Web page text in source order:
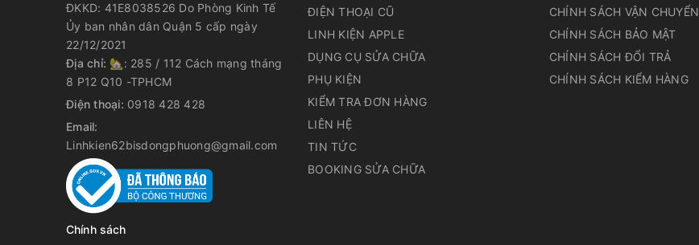
ĐKKD: 41E8038526 Do Phòng Kinh Tế
Ủy ban nhân dân Quận 5 cấp ngày
22/12/2021
Địa chỉ: 🏡: 285 / 112 Cách mạng tháng
8 P12 Q10 -TPHCM
Điện thoại: 0918 428 428
Email:
Linhkien62bisdongphuong@gmail.com
Chính sách
ĐIỆN THOẠI CŨ
LINH KIỆN APPLE
DỤNG CỤ SỬA CHỮA
PHỤ KIỆN
KIỂM TRA ĐƠN HÀNG
LIÊN HỆ
TIN TỨC
BOOKING SỬA CHỮA
CHÍNH SÁCH VẬN CHUYỂN
CHÍNH SÁCH BẢO MẬT
CHÍNH SÁCH ĐỔI TRẢ
CHÍNH SÁCH KIỂM HÀNG